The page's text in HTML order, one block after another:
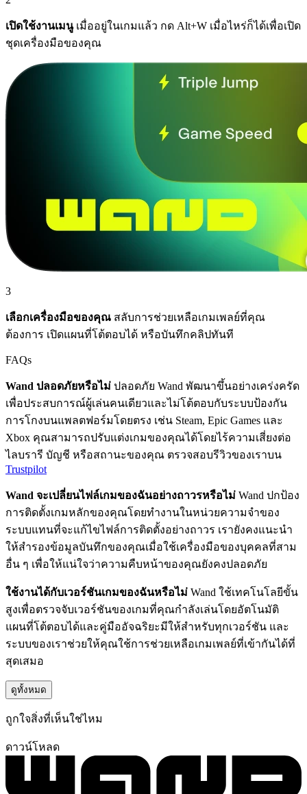
เปิดใช้งานเมนูเมื่ออยู่ในเกมแล้ว กด Alt+W เมื่อไหร่ก็ได้เพื่อเปิด
ชุดเครื่องมือของคุณ
3
เลือกเครื่องมือของคุณ สลับการช่วยเหลือเกมเพลย์ที่คุณ
ต้องการ เปิดแผนที่โต้ตอบได้ หรือบันทึกคลิปทันที
FAQs
Wand ปลอดภัยหรือไม่ ปลอดภัย Wand พัฒนาขึ้นอย่างเคร่งครัด
เพื่อประสบการณ์ผู้เล่นคนเดียวและไม่โต้ตอบกับระบบป้องกัน
การโกงบนแพลตฟอร์มโดยตรง เช่น Steam, Epic Games และ
Xbox คุณสามารถปรับแต่งเกมของคุณได้โดยไร้ความเสี่ยงต่อ
ไลบรารี บัญชี หรือสถานะของคุณ ตรวจสอบรีวิวของเราบน
Trustpilot
Wand จะเปลี่ยนไฟล์เกมของฉันอย่างถาวรหรือไม่ Wand ปกป้อง
การติดตั้งเกมหลักของคุณโดยทำงานในหน่วยความจำของ
ระบบแทนที่จะแก้ไขไฟล์การติดตั้งอย่างถาวร เรายังคงแนะนำ
ให้สำรองข้อมูลบันทึกของคุณเมื่อใช้เครื่องมือของบุคคลที่สาม
อื่น ๆ เพื่อให้แน่ใจว่าความคืบหน้าของคุณยังคงปลอดภัย
ใช้งานได้กับเวอร์ชันเกมของฉันหรือไม่ Wand ใช้เทคโนโลยีขั้น
สูงเพื่อตรวจจับเวอร์ชันของเกมที่คุณกำลังเล่นโดยอัตโนมัติ
แผนที่โต้ตอบได้และคู่มืออัจฉริยะมีให้สำหรับทุกเวอร์ชัน และ
ระบบของเราช่วยให้คุณใช้การช่วยเหลือเกมเพลย์ที่เข้ากันได้ที่
สุดเสมอ
ดูทั้งหมด
ถูกใจสิ่งที่เห็นใช่ไหม
ดาวน์โหลด